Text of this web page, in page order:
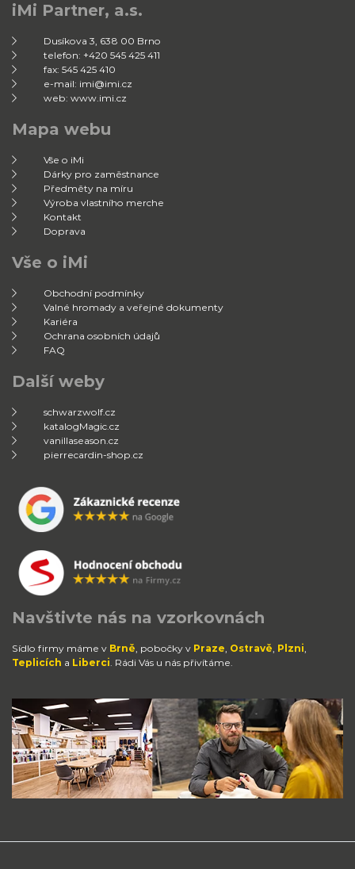
iMi Partner, a.s.
Dusíkova 3, 638 00 Brno
telefon: +420 545 425 411
fax: 545 425 410
e-mail: imi@imi.cz
web: www.imi.cz
Mapa webu
Vše o iMi
Dárky pro zaměstnance
Předměty na míru
Výroba vlastního merche
Kontakt
Doprava
Vše o iMi
Obchodní podmínky
Valné hromady a veřejné dokumenty
Kariéra
Ochrana osobních údajů
FAQ
Další weby
schwarzwolf.cz
katalogMagic.cz
vanillaseason.cz
pierrecardin-shop.cz
Navštivte nás na vzorkovnách
Sídlo firmy máme v Brně, pobočky v Praze, Ostravě, Plzni,
Teplicích a Liberci. Rádi Vás u nás přivítáme.